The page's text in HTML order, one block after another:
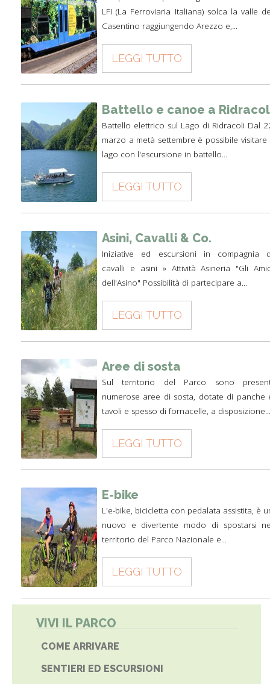
LFI (La Ferroviaria Italiana) solca la valle
Casentino raggiungendo Arezzo e,...
LEGGI TUTTO
Battello e canoe a
Battello elettrico sul Lago di Ridracoli Dal
marzo a metà settembre è possibile visitare
lago con l'escursione in battello...
LEGGI TUTTO
Asini, Cavalli & Co.
Iniziative ed escursioni in compagnia
cavalli e asini » Attività Asineria "Gli
dell'Asino" Possibilità di partecipare a...
LEGGI TUTTO
Aree di sosta
Sul territorio del Parco sono
numerose aree di sosta, dotate di panche
tavoli e spesso di fornacelle, a
LEGGI TUTTO
E-bike
L'e-bike, bicicletta con pedalata assistita, è
nuovo e divertente modo di spostarsi
territorio del Parco Nazionale e...
LEGGI TUTTO
VIVI IL PARCO
COME ARRIVARE
SENTIERI ED ESCURSIONI